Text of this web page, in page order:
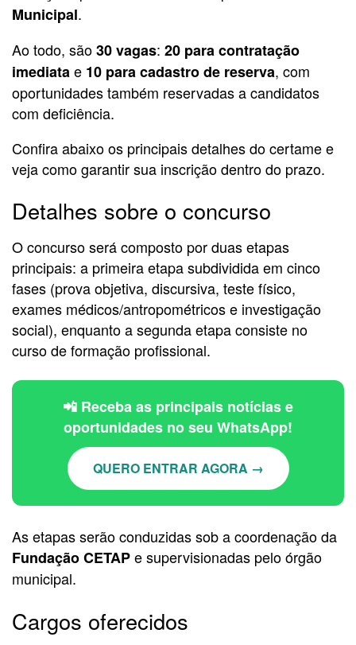
Municipal.
Ao todo, são30 vagas: 20 para contratação
imediatae 10 para cadastro de reserva, com
oportunidades também reservadas a candidatos
com deficiência.
Confira abaixo os principais detalhes do certame e
veja como garantir sua inscrição dentro do prazo.
Detalhes sobre o concurso
O concurso será composto por duas etapas
principais: a primeira etapa subdividida em cinco
fases (prova objetiva, discursiva, teste físico,
exames médicos/antropométricos e investigação
social), enquanto a segunda etapa consiste no
curso de formação profissional.
📲 Receba as principais notícias e
oportunidades no seu WhatsApp!
QUERO ENTRAR AGORA →
As etapas serão conduzidas sob a coordenação da
Fundação CETAPe supervisionadas pelo órgão
municipal.
Cargos oferecidos